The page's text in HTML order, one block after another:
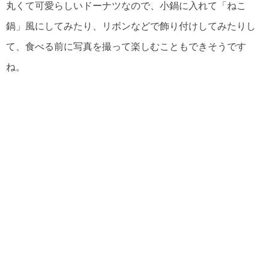
丸くて可愛らしいドーナツなので、小鍋に入れて「ねこ
鍋」風にしてみたり、リボンなどで飾り付けしてみたりし
て、食べる前に写真を撮って楽しむこともできそうです
ね。